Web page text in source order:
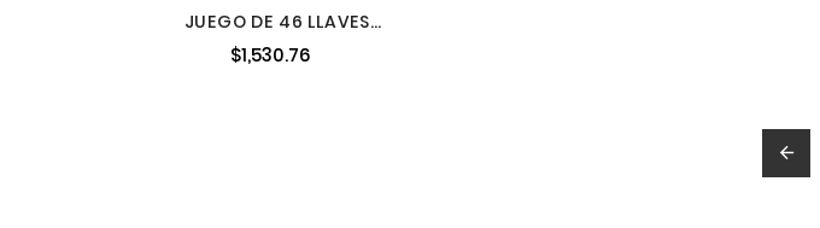
JUEGO DE 46 LLAVES
EN PULGADAS MÉTRICAS Y
$1,530.76
